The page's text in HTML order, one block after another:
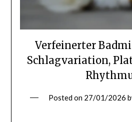
Verfeinerter
Schlagvariation,
Posted on 27/01/2026